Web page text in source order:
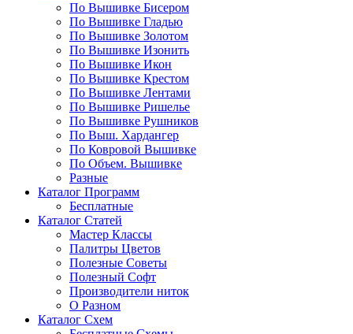
По Вышивке Бисером
По Вышивке Гладью
По Вышивке Золотом
По Вышивке Изонить
По Вышивке Икон
По Вышивке Крестом
По Вышивке Лентами
По Вышивке Ришелье
По Вышивке Рушников
По Выш. Хардангер
По Ковровой Вышивке
По Объем. Вышивке
Разные
Каталог Программ
Бесплатные
Каталог Статей
Мастер Классы
Палитры Цветов
Полезные Советы
Полезный Софт
Производители ниток
О Разном
Каталог Схем